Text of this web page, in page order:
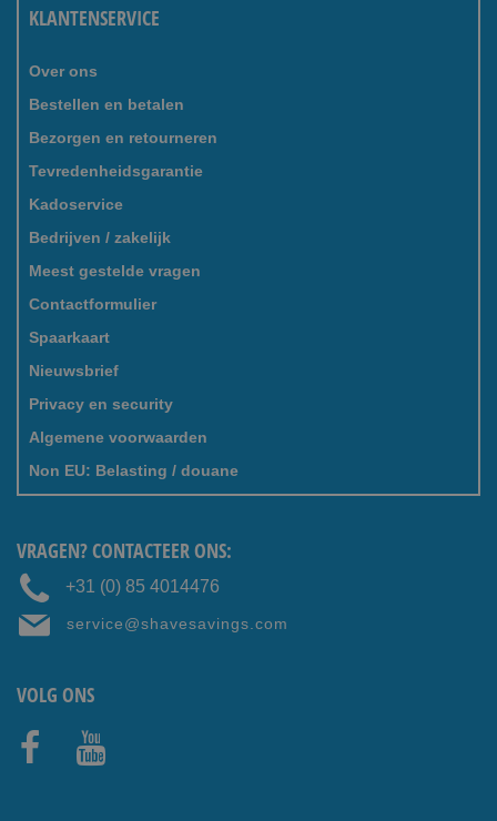
KLANTENSERVICE
Over ons
Bestellen en betalen
Bezorgen en retourneren
Tevredenheidsgarantie
Kadoservice
Bedrijven / zakelijk
Meest gestelde vragen
Contactformulier
Spaarkaart
Nieuwsbrief
Privacy en security
Algemene voorwaarden
Non EU: Belasting / douane
VRAGEN? CONTACTEER ONS:
+31 (0) 85 4014476
service@shavesavings.com
VOLG ONS